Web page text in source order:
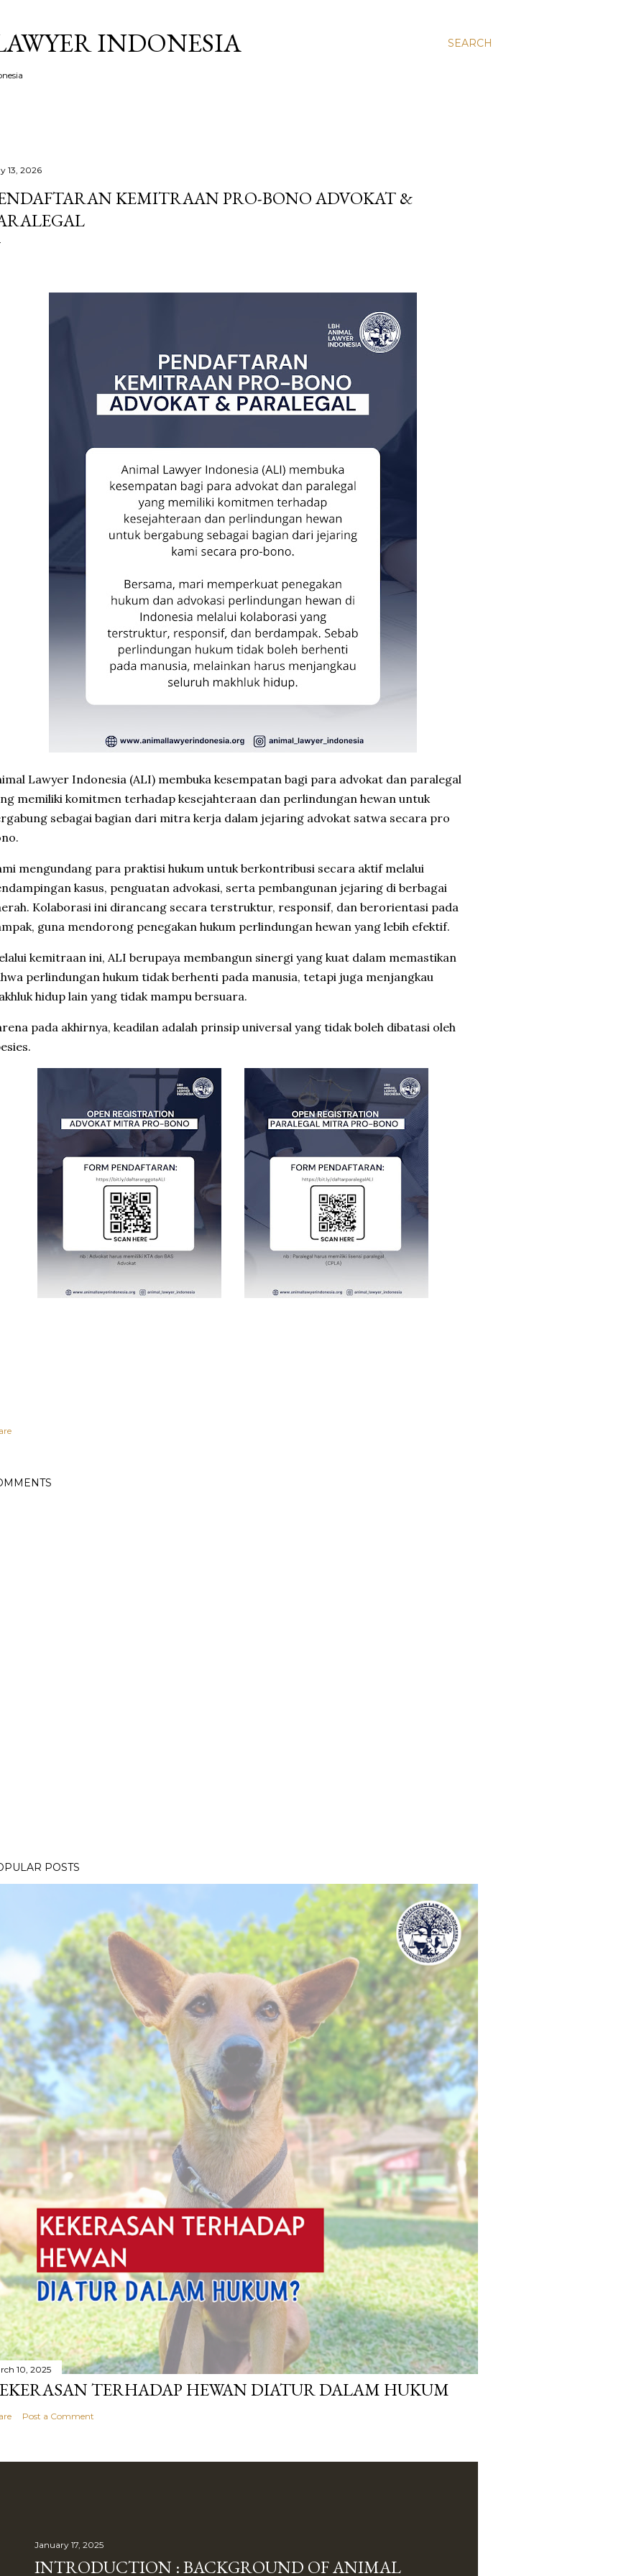
SEARCH
INDONESIA
13, 2026
KEMITRAAN PRO-BONO ADVOKAT &
Lawyer Indonesia (ALI) membuka kesempatan bagi para advokat dan paralegal
memiliki komitmen terhadap kesejahteraan dan perlindungan hewan untuk
sebagai bagian dari mitra kerja dalam jejaring advokat satwa secara pro
mengundang para praktisi hukum untuk berkontribusi secara aktif melalui
kasus, penguatan advokasi, serta pembangunan jejaring di berbagai
Kolaborasi ini dirancang secara terstruktur, responsif, dan berorientasi pada
guna mendorong penegakan hukum perlindungan hewan yang lebih efektif.
kemitraan ini, ALI berupaya membangun sinergi yang kuat dalam memastikan
perlindungan hukum tidak berhenti pada manusia, tetapi juga menjangkau
hidup lain yang tidak mampu bersuara.
pada akhirnya, keadilan adalah prinsip universal yang tidak boleh dibatasi oleh
POSTS
10, 2025
TERHADAP HEWAN DIATUR DALAM HUKUM
Post a Comment
January 17, 2025
INTRODUCTION : BACKGROUND OF ANIMAL